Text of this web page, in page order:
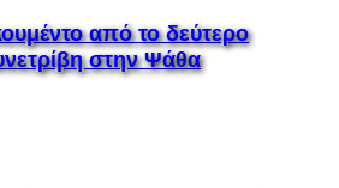
από το δεύτερο
στην Ψάθα